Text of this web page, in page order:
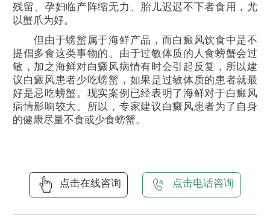
残留、孕妇临产阵缩无力、胎儿迟迟不下者食用，尤
以蟹爪为好。
但由于螃蟹属于海鲜产品，而白癜风饮食中是不
提倡多食这类事物的。由于过敏体质的人食螃蟹会过
敏，加之海鲜对白癜风病情有时会引起反复，所以建
议白癜风患者少吃螃蟹，如果是过敏体质的患者就最
好是忌吃螃蟹。现实案例已经表明了海鲜对于白癜风
病情影响较大。所以，专家建议白癜风患者为了自身
的健康尽量不食或少食螃蟹。
点击在线咨询 点击电话咨询